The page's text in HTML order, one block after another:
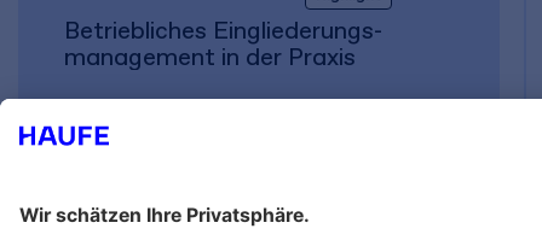
Betriebliches Eingliederungs­
management in der Praxis
Zum Produkt